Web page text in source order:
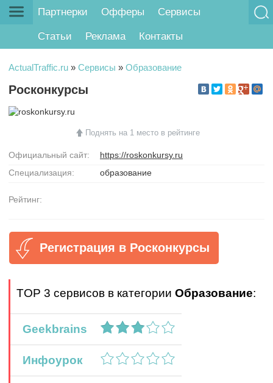
Партнерки Офферы Сервисы
Статьи Реклама Контакты
ActualTraffic.ru » Сервисы » Образование
Росконкурсы
Поднять на 1 место в рейтинге
Официальный сайт:
https://roskonkursy.ru
Специализация:
образование
Рейтинг:
Регистрация в Росконкурсы
TOP 3 сервисов в категории Образование:
Geekbrains
Инфоурок